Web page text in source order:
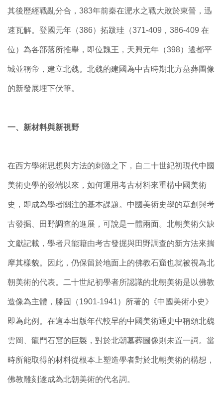
其後歷經戰亂分合，383年前秦在淝水之戰大敗於東晉，迅
速瓦解。登國元年（386）拓跋珪（371-409，386-409 在
位）為各部落所推舉，即位魏王，天興元年（398）遷都平
城並稱帝，建立北魏。北魏的建國為中古時期北方墓葬圖像
的新發展埋下伏筆。
一、新材料與新視野
在西方學術思想與方法的刺激之下，自二十世紀初現代中國
美術史學的發端以來，如何運用考古材料來重構中國美術
史，即成為學者關注的基本課題。中國美術史學的草創與考
古發掘、田野調查的進展，可說是一體兩面。北朝美術欠缺
文獻記載，學者只能藉由考古發掘與田野調查的新方法來揣
摩其樣貌。因此，仍保留於地面上的佛教石窟也就被視為北
朝美術的代表。二十世紀初學者所認識的北朝美術是以佛教
造像為主體，滕固（1901-1941）所著的《中國美術小史》
即為此例。在這本出版年代較早的中國美術通史中稱頌北魏
雲岡、龍門石窟的巨製，對於北朝墓葬圖像則未置一詞。當
時所能取得的材料從根本上塑造學者對於北朝美術的構想，
佛教雕刻遂成為北朝美術的代名詞。